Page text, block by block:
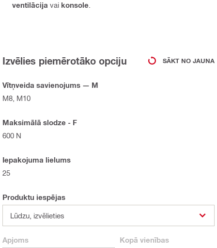
ventilācija vai konsole
Izvēlies piemērotāko opciju SĀKT NO JAUNA
Vītņveida savienojums — M
M8, M10
Maksimālā slodze - F
600 N
Iepakojuma lielums
25
Produktu iespējas
Lūdzu, izvēlieties
Apjoms Kopā vienības